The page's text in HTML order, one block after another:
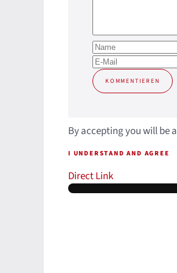
KOMMENTIEREN
By accepting you will be
I UNDERSTAND AND AGREE
Direct Link